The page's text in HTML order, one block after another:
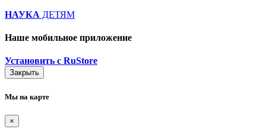
НАУКА ДЕТЯМ
Наше мобильное приложение
Установить с RuStore
Закрыть
Мы на карте
×